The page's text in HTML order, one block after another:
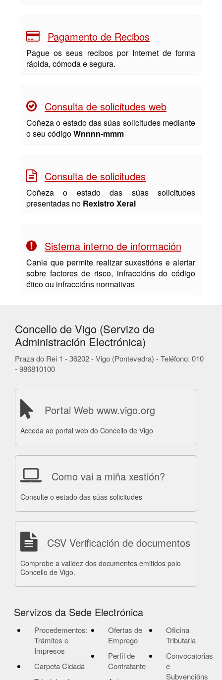
Pagamento de Recibos
Pague os seus recibos por Internet de forma
rápida, cómoda e segura.
Consulta de solicitudes web
Coñeza o estado das súas solicitudes mediante
o seu códigoWnnnn-mmm
Consulta de solicitudes
Coñeza o estado das súas solicitudes
presentadas no Rexistro Xeral
Sistema interno de información
Canle que permite realizar suxestións e alertar
sobre factores de risco, infraccións do código
ético ou infraccións normativas
Concello de Vigo (Servizo de
Administración Electrónica)
Praza do Rei 1 - 36202 - Vigo (Pontevedra) - Teléfono: 010
- 986810100
Portal Web www.vigo.org
Acceda ao portal web do Concello de Vigo
Como vai a miña xestión?
Consulte o estado das súas solicitudes
CSV Verificación de documentos
Comprobe a validez dos documentos emitidos polo
Concello de Vigo.
Servizos da Sede Electrónica
Procedementos:
Trámites e
Impresos
Carpeta Cidadá
Ofertas de
Emprego
Perfil de
Contratante
Oficina
Tributaria
Convocatorias
e
Subvencións